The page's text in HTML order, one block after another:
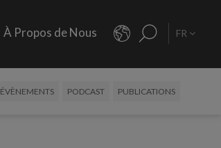
À Propos de Nous FR
ÉVÈNEMENTS PODCAST PUBLICATIONS